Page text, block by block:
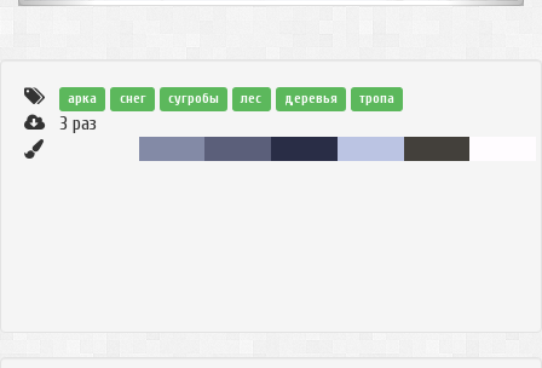
арка снег сугробы лес деревья тропа
3 раз